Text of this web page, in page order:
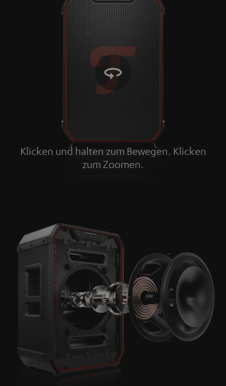
Klicken und halten zum Bewegen. Klicken
zum Zoomen.
Tap to zoom